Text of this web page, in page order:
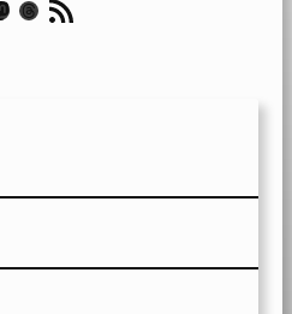
Threads RSS-Feed